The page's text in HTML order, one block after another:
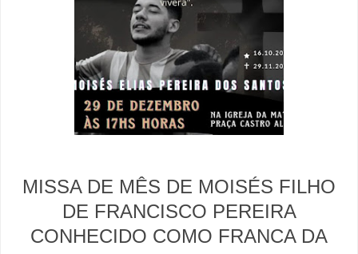
MISSA DE MÊS DE MOISÉS FILHO
DE FRANCISCO PEREIRA
CONHECIDO COMO FRANCA DA